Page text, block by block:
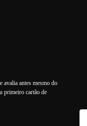
avalia antes mesmo do
primeiro cartão de